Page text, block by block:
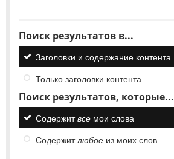
Поиск результатов в...
Заголовки и содержание контента
Только заголовки контента
Поиск результатов, которые...
Содержитвсе мои слова
Содержитлюбое из моих слов